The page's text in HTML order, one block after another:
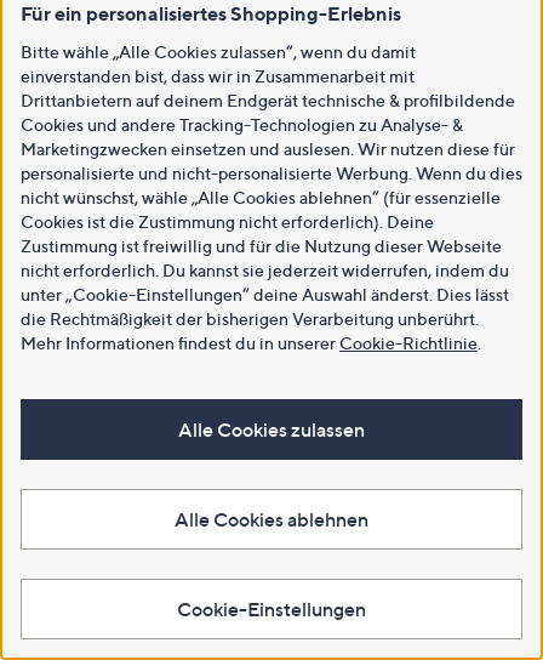
Für ein personalisiertes Shopping-Erlebnis
Bitte wähle „Alle Cookies zulassen“, wenn du damit
einverstanden bist, dass wir in Zusammenarbeit mit
Drittanbietern auf deinem Endgerät technische & profilbildende
Cookies und andere Tracking-Technologien zu Analyse- &
Marketingzwecken einsetzen und auslesen. Wir nutzen diese für
personalisierte und nicht-personalisierte Werbung. Wenn du dies
nicht wünschst, wähle „Alle Cookies ablehnen“ (für essenzielle
Cookies ist die Zustimmung nicht erforderlich). Deine
Zustimmung ist freiwillig und für die Nutzung dieser Webseite
nicht erforderlich. Du kannst sie jederzeit widerrufen, indem du
unter „Cookie-Einstellungen“ deine Auswahl änderst. Dies lässt
die Rechtmäßigkeit der bisherigen Verarbeitung unberührt.
Mehr Informationen findest du in unsererCookie-Richtlinie
Alle Cookies zulassen
Alle Cookies ablehnen
Cookie-Einstellungen